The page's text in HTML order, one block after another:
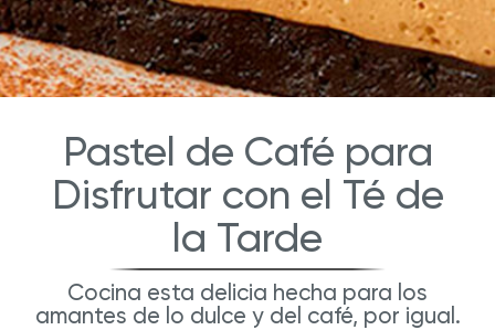
Pastel de Café para
Disfrutar con el Té de
la Tarde
Cocina esta delicia hecha para los
amantes de lo dulce y del café, por igual.